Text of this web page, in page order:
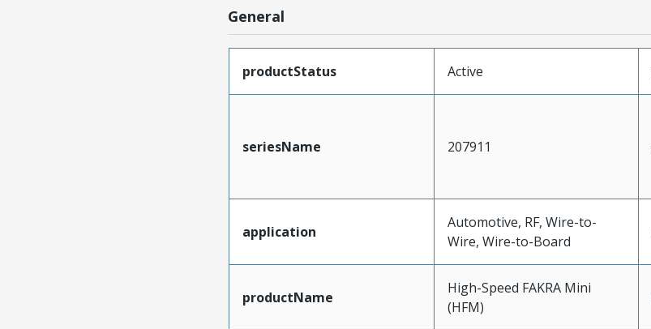
General
productStatus Active
seriesName 207911
application
Automotive, RF, Wire-to-
Wire, Wire-to-Board
productName
High-Speed FAKRA Mini
(HFM)